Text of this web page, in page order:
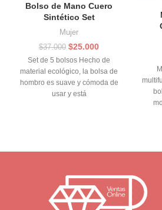
Bolso de Mano Cuero
Sintético Set
Mujer
$37.000 El
precio
original
era:
$37.000.
$25.000El
precio
actual
es:
Set de 5 bolsos Hecho de
material ecológico, la bolsa de
hombro es suave y cómoda de
usar y está